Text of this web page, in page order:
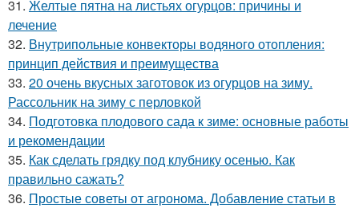
31. Желтые пятна на листьях огурцов: причины и
лечение
32. Внутрипольные конвекторы водяного отопления:
принцип действия и преимущества
33. 20 очень вкусных заготовок из огурцов на зиму.
Рассольник на зиму с перловкой
34. Подготовка плодового сада к зиме: основные работы
и рекомендации
35. Как сделать грядку под клубнику осенью. Как
правильно сажать?
36. Простые советы от агронома. Добавление статьи в